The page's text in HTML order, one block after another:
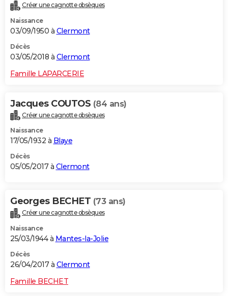
Créer une cagnotte obsèques
Naissance
03/09/1950 à Clermont
Décès
03/05/2018 à Clermont
Famille LAPARCERIE
Jacques COUTOS (84 ans)
Créer une cagnotte obsèques
Naissance
17/05/1932 à Blaye
Décès
05/05/2017 à Clermont
Georges BECHET (73 ans)
Créer une cagnotte obsèques
Naissance
25/03/1944 à Mantes-la-Jolie
Décès
26/04/2017 à Clermont
Famille BECHET